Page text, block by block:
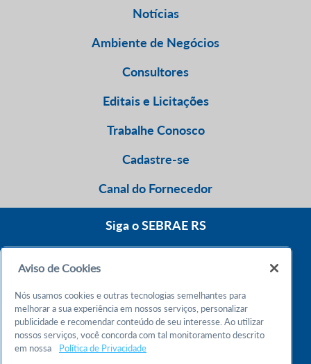
Notícias
Ambiente de Negócios
Consultores
Editais e Licitações
Trabalhe Conosco
Cadastre-se
Canal do Fornecedor
Siga o SEBRAE RS
Atendimento 24h
Chame no WhatsApp
Aviso de Cookies
Nós usamos cookies e outras tecnologias semelhantes para
melhorar a sua experiência em nossos serviços, personalizar
publicidade e recomendar conteúdo de seu interesse. Ao utilizar
nossos serviços, você concorda com tal monitoramento descrito
em nossa
Política de Privacidade